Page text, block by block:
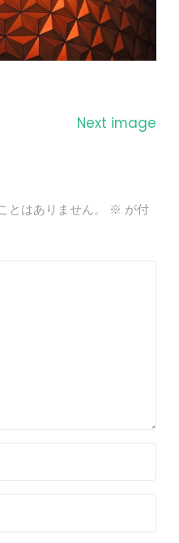
Next image
はありません。 ※ が付